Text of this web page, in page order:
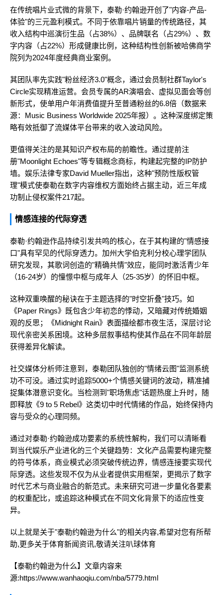
在传统唱片业式微的背景下，泰勒·约翰逊开创了"内容-产品-
体验"的三元盈利模式。不同于依靠唱片销量的传统路径，其
收入结构中巡演衍生品（占38%）、品牌联名（占29%）、数
字内容（占22%）形成健康比例，这种结构性创新被哈佛商学
院列为2024年度经典商业案例。
其团队率先实践"粉丝经济3.0"概念，通过会员制社群Taylor's
Circle实现精准运营。会员专属的AR演唱会、虚拟见面会等创
新形式，使单用户年消费值提升至普通粉丝的6.8倍（数据来
源：Music Business Worldwide 2025年报）。这种深度绑定策
略有效抵御了流媒体平台带来的收入波动风险。
更值得关注的是其知识产权布局的前瞻性。通过提前注
册"Moonlight Echoes"等专辑概念商标，构建起完整的IP防护
墙。娱乐法律专家David Mueller指出，这种"预防性版权管
理"模式使泰勒在数字内容维权方面始终占据主动，近三年成
功制止侵权案件217起。
情感连接的代际穿透
泰勒·约翰逊作品持续引发共鸣的核心，在于其构建的"情感接
口"具有罕见的代际穿透力。加州大学伯克利分校心理学团队
研究发现，其歌词创造的"精确共情"效应，能同时激活青少年
（16-24岁）的憧憬中枢与成年人（25-35岁）的怀旧中枢。
这种双重唤醒的秘诀在于主题选择的"时空折叠"技巧。如
《Paper Rings》既包含少年初恋的悸动，又暗藏对传统婚姻
观的反思；《Midnight Rain》表面描绘都市夜生活，深层讨论
现代亲密关系困境。这种多层叙事结构使其作品在不同年龄层
获得差异化解读。
社交媒体分析师注意到，泰勒团队独创的"情绪云图"监测系统
功不可没。通过实时追踪5000+个情感关键词的波动，精准捕
捉集体潜意识变化。当检测到"职场焦虑"话题热度上升时，随
即释放《9 to 5 Rebel》这类切中时代情绪的作品，始终保持内
容与受众的心理同频。
通过对泰勒·约翰逊成功要素的系统性解构，我们可以清晰看
到当代娱乐产业进化的三个关键趋势：文化产品需要构建完整
的符号体系，商业模式必须突破传统边界，情感连接要实现代
际穿透。这些发现不仅为从业者提供实用框架，更揭示了数字
时代艺术与商业融合的新范式。未来研究可进一步量化各要素
的权重配比，或追踪这种模式在不同文化背景下的适应性变
异。
以上就是关于"泰勒约翰逊为什么"的相关内容,希望对您有所帮
助,更多关于体育新闻资讯,敬请关注叭球体育
【泰勒约翰逊为什么】文章内容来
源:https://www.wanhaoqiu.com/nba/5779.html